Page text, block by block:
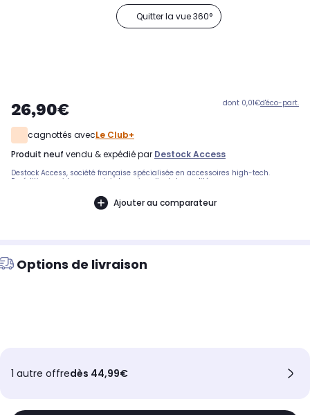
Quitter la vue 360°
26,90€ dont 0,01€d'éco-part.
cagnottés avecLe Club+
produit neuf vendu & expédié par Destock Access
Destock Access, société française spécialisée en accessoires high-tech.
Expédition rapide avec suivi et service client de qualité.
Ajouter au comparateur
Options de livraison
1 autre offredès 44,99€